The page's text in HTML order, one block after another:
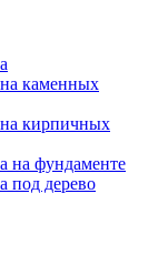
каменных
на кирпичных
на фундаменте
под дерево